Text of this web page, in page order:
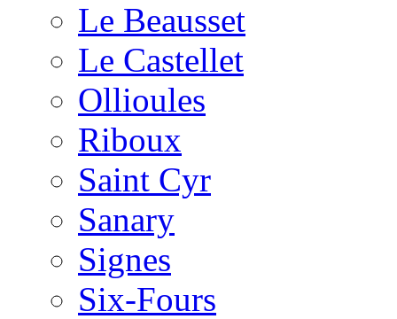
Le Beausset
Le Castellet
Ollioules
Riboux
Saint Cyr
Sanary
Signes
Six-Fours